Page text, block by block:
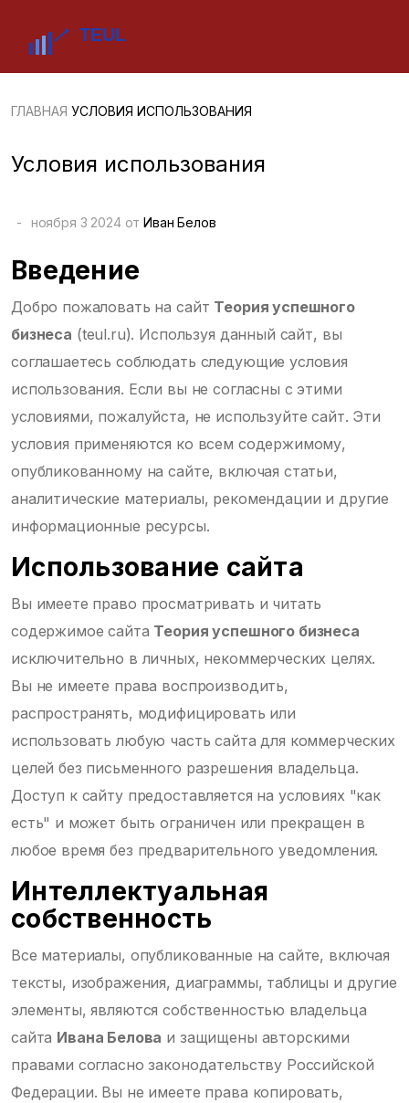
ГЛАВНАЯ УСЛОВИЯ ИСПОЛЬЗОВАНИЯ
Условия использования
- ноября 3 2024 отИван Белов
Введение
Добро пожаловать на сайт Теория успешного
бизнеса (teul.ru). Используя данный сайт, вы
соглашаетесь соблюдать следующие условия
использования. Если вы не согласны с этими
условиями, пожалуйста, не используйте сайт. Эти
условия применяются ко всем содержимому,
опубликованному на сайте, включая статьи,
аналитические материалы, рекомендации и другие
информационные ресурсы.
Использование сайта
Вы имеете право просматривать и читать
содержимое сайта Теория успешного бизнеса
исключительно в личных, некоммерческих целях.
Вы не имеете права воспроизводить,
распространять, модифицировать или
использовать любую часть сайта для коммерческих
целей без письменного разрешения владельца.
Доступ к сайту предоставляется на условиях "как
есть" и может быть ограничен или прекращен в
любое время без предварительного уведомления.
Интеллектуальная
собственность
Все материалы, опубликованные на сайте, включая
тексты, изображения, диаграммы, таблицы и другие
элементы, являются собственностью владельца
сайта Ивана Белова и защищены авторскими
правами согласно законодательству Российской
Федерации. Вы не имеете права копировать,